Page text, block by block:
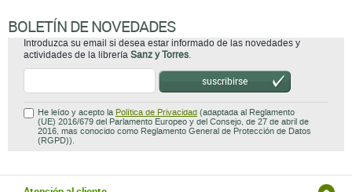
BOLETÍN DE NOVEDADES
Introduzca su email si desea estar informado de las novedades y
actividades de la librería Sanz y Torres
suscribirse
He leído y acepto la Política de Privacidad (adaptada al Reglamento
(UE) 2016/679 del Parlamento Europeo y del Consejo, de 27 de abril de
2016, mas conocido como Reglamento General de Protección de Datos
(RGPD)).